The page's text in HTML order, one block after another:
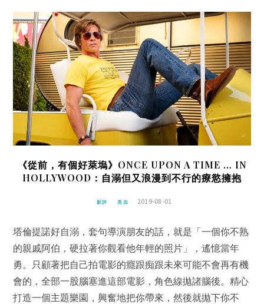
《從前，有個好萊塢》ONCE UPON A TIME … IN
HOLLYWOOD：自溺但又浪漫到不行的療慾擁抱
影評 美加 2019-08-01
塔倫提諾好自溺，套句導演朋友的話，就是「一個你不熟
的親戚阿伯，硬拉著你觀看他年輕的照片」，遙憶當年
勇。只顧著把自己拍電影的癮跟痴跟未來可能不會再有機
會的，全部一股腦塞進這部電影，角色線拋諸腦後。精心
打造一個主題樂園，興奮地把你帶來，然後就拋下你不